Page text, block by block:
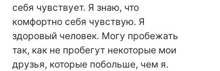
себя чувствует. Я знаю, что
комфортно себя чувствую. Я
здоровый человек. Могу пробежать
так, как не пробегут некоторые мои
друзья, которые побольше, чем я.